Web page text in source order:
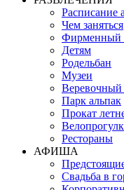
Расписание
Чем заняться
Фирменный
Детям
Родельбан
Музеи
Веревочный
Парк альпак
Прокат
Рестораны
АФИША
Свадьба в